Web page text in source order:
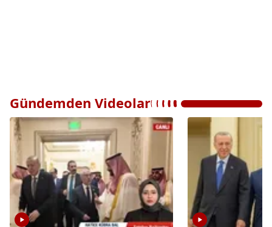
Gündemden Videolar